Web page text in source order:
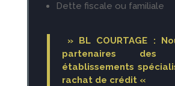
Dette fiscale ou familiale
» BL COURTAGE :
partenaires des
établissements
rachat de crédit «